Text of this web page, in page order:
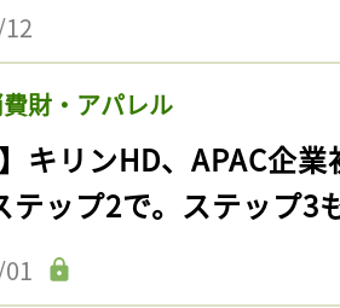
財・アパレル
】キリンHD、APAC企
テップ2で。ステップ3